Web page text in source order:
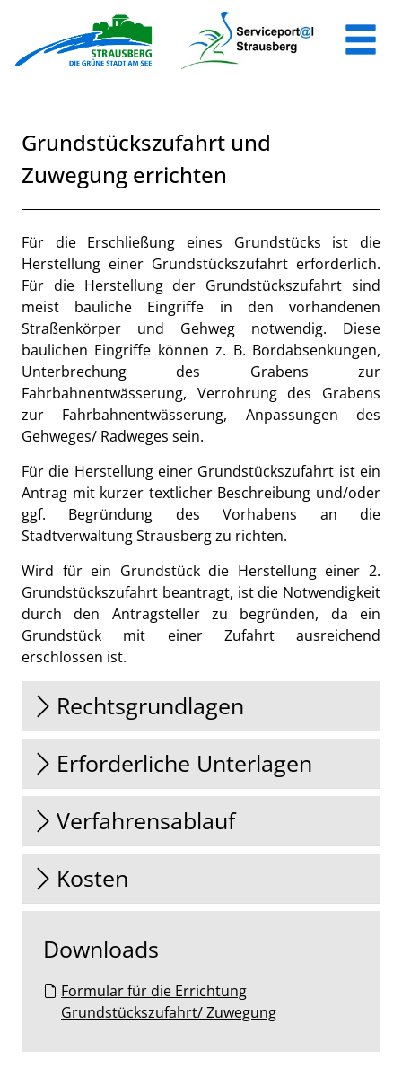
Zum Hauptinhalt springen
Grundstückszufahrt und
Zuwegung errichten
Beschreibung
Für die Erschließung eines Grundstücks ist die
Herstellung einer Grundstückszufahrt erforderlich.
Für die Herstellung der Grundstückszufahrt sind
meist bauliche Eingriffe in den vorhandenen
Straßenkörper und Gehweg notwendig. Diese
baulichen Eingriffe können z. B. Bordabsenkungen,
Unterbrechung des Grabens zur
Fahrbahnentwässerung, Verrohrung des Grabens
zur Fahrbahnentwässerung, Anpassungen des
Gehweges/ Radweges sein.
Für die Herstellung einer Grundstückszufahrt ist ein
Antrag mit kurzer textlicher Beschreibung und/oder
ggf. Begründung des Vorhabens an die
Stadtverwaltung Strausberg zu richten.
Wird für ein Grundstück die Herstellung einer 2.
Grundstückszufahrt beantragt, ist die Notwendigkeit
durch den Antragsteller zu begründen, da ein
Grundstück mit einer Zufahrt ausreichend
erschlossen ist.
Rechtsgrundlagen
Erforderliche Unterlagen
Verfahrensablauf
Kosten
Downloads
Formular für die Errichtung
Grundstückszufahrt/ Zuwegung